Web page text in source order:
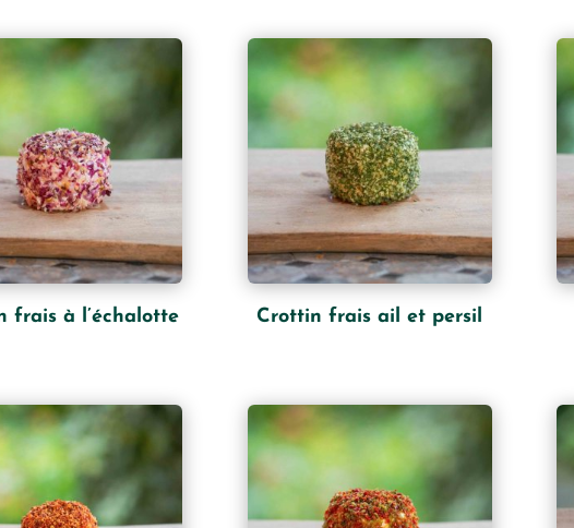
frais à l’échalotte Crottin frais ail et persil